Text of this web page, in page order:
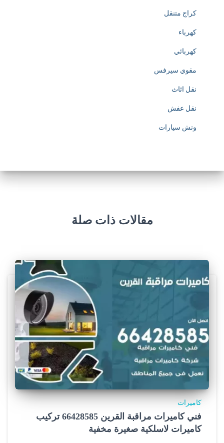
p
s
w
w
.
e
r
e
r
s
e
y
s
.
كراج متنقل
كهرباء
كهربائي
مقوي سيرفس
نقل اثاث
نقل عفش
ونش سيارات
مقالات ذات صلة
كاميرات
فني كاميرات مراقبة القرين 66428585 تركيب
كاميرات لاسلكية صغيرة مخفية